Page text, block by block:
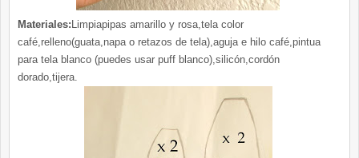
Materiales:Limpiapipas amarillo y rosa,tela color
café,relleno(guata,napa o retazos de tela),aguja e hilo café,pintua
para tela blanco (puedes usar puff blanco),silicón,cordón
dorado,tijera.